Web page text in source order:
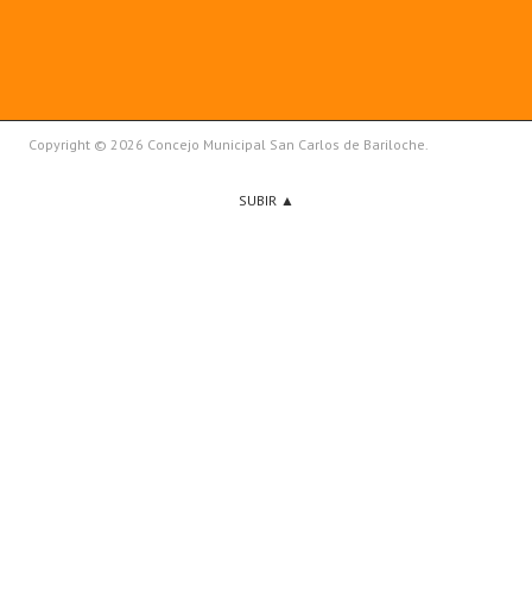
Copyright © 2026 Concejo Municipal San Carlos de Bariloche.
SUBIR ▲